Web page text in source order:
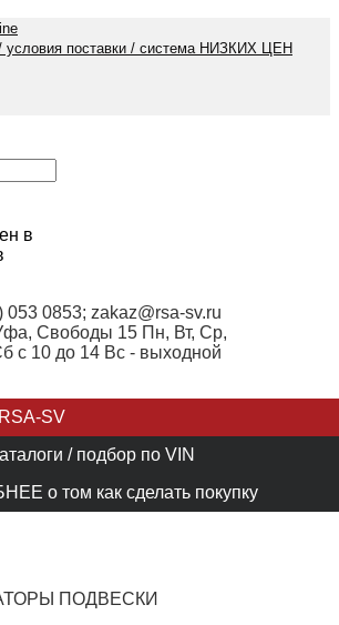
поставки / система НИЗКИХ ЦЕН
в
053 0853; zakaz@rsa-sv.ru
Свободы 15 Пн, Вт, Ср,
с 10 до 14 Вс - выходной
SV
/ подбор по VIN
о том как сделать покупку
ПОДВЕСКИ